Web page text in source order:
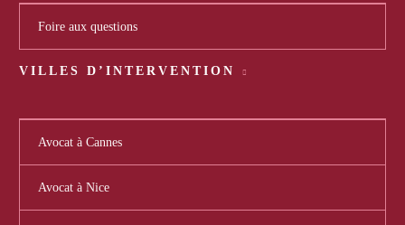
Foire aux questions
VILLES D’INTERVENTION
Avocat à Cannes
Avocat à Nice